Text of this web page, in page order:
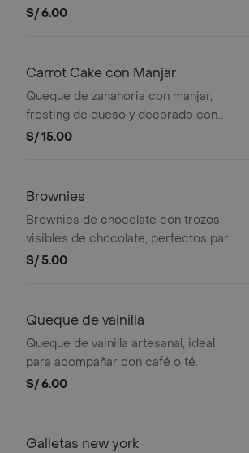
chocolate bitter.
S/ 6.00
Carrot Cake con Manjar
Queque de zanahoria con manjar,
frosting de queso y decorado con
almendras.
S/ 15.00
Brownies
Brownies de chocolate con trozos
visibles de chocolate, perfectos para
disfrutar en cualquier momento.
S/ 5.00
Queque de vainilla
Queque de vainilla artesanal, ideal
para acompañar con café o té.
S/ 6.00
Galletas new york